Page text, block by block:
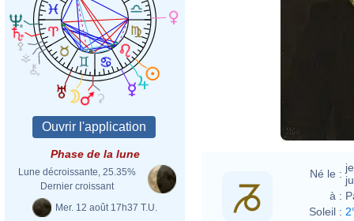
Phase de la lune
Lune décroissante, 25.35%
Dernier croissant
Mer. 12 août 17h37 T.U.
Né le :
à :
Soleil :